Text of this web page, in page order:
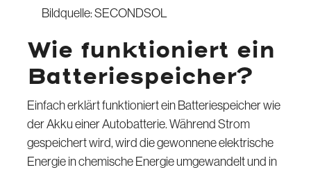
Bildquelle: SECONDSOL
Wie funktioniert ein
Batteriespeicher?
Einfach erklärt funktioniert ein Batteriespeicher wie
der Akku einer Autobatterie. Während Strom
gespeichert wird, wird die gewonnene elektrische
Energie in chemische Energie umgewandelt und in